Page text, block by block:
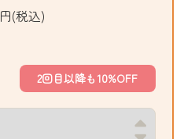
円(税込)
2回目以降も10%OFF